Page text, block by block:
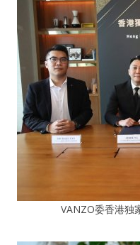
VANZO委香港独